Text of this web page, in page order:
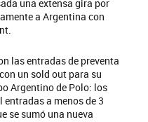
una extensa gira por
a Argentina con
las entradas de preventa
un sold out para su
Argentino de Polo: los
a menos de 3
se sumó una nueva